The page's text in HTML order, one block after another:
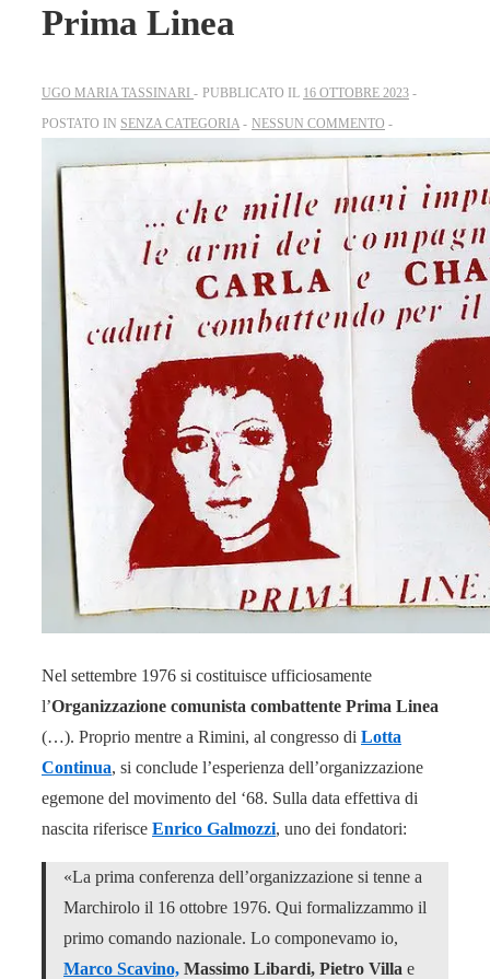
Prima Linea
UGO MARIA TASSINARI PUBBLICATO IL 16 OTTOBRE 2023
POSTATO IN SENZA CATEGORIA NESSUN COMMENTO
Nel settembre 1976 si costituisce ufficiosamente
l’Organizzazione comunista combattente Prima Linea
(…). Proprio mentre a Rimini, al congresso di Lotta
Continua, si conclude l’esperienza dell’organizzazione
egemone del movimento del ‘68. Sulla data effettiva di
nascita riferisce Enrico Galmozzi, uno dei fondatori:
«La prima conferenza dell’organizzazione si tenne a
Marchirolo il 16 ottobre 1976. Qui formalizzammo il
primo comando nazionale. Lo componevamo io,
Marco Scavino, Massimo Libardi, Pietro Villa e